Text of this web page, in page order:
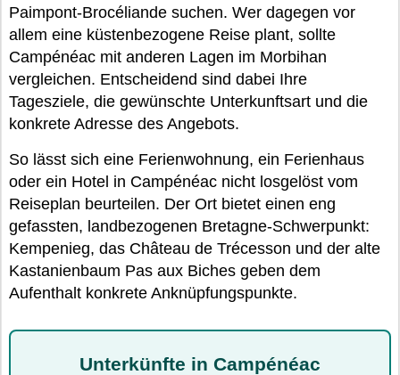
Paimpont-Brocéliande suchen. Wer dagegen vor
allem eine küstenbezogene Reise plant, sollte
Campénéac mit anderen Lagen im Morbihan
vergleichen. Entscheidend sind dabei Ihre
Tagesziele, die gewünschte Unterkunftsart und die
konkrete Adresse des Angebots.
So lässt sich eine Ferienwohnung, ein Ferienhaus
oder ein Hotel in Campénéac nicht losgelöst vom
Reiseplan beurteilen. Der Ort bietet einen eng
gefassten, landbezogenen Bretagne-Schwerpunkt:
Kempenieg, das Château de Trécesson und der alte
Kastanienbaum Pas aux Biches geben dem
Aufenthalt konkrete Anknüpfungspunkte.
Unterkünfte in Campénéac